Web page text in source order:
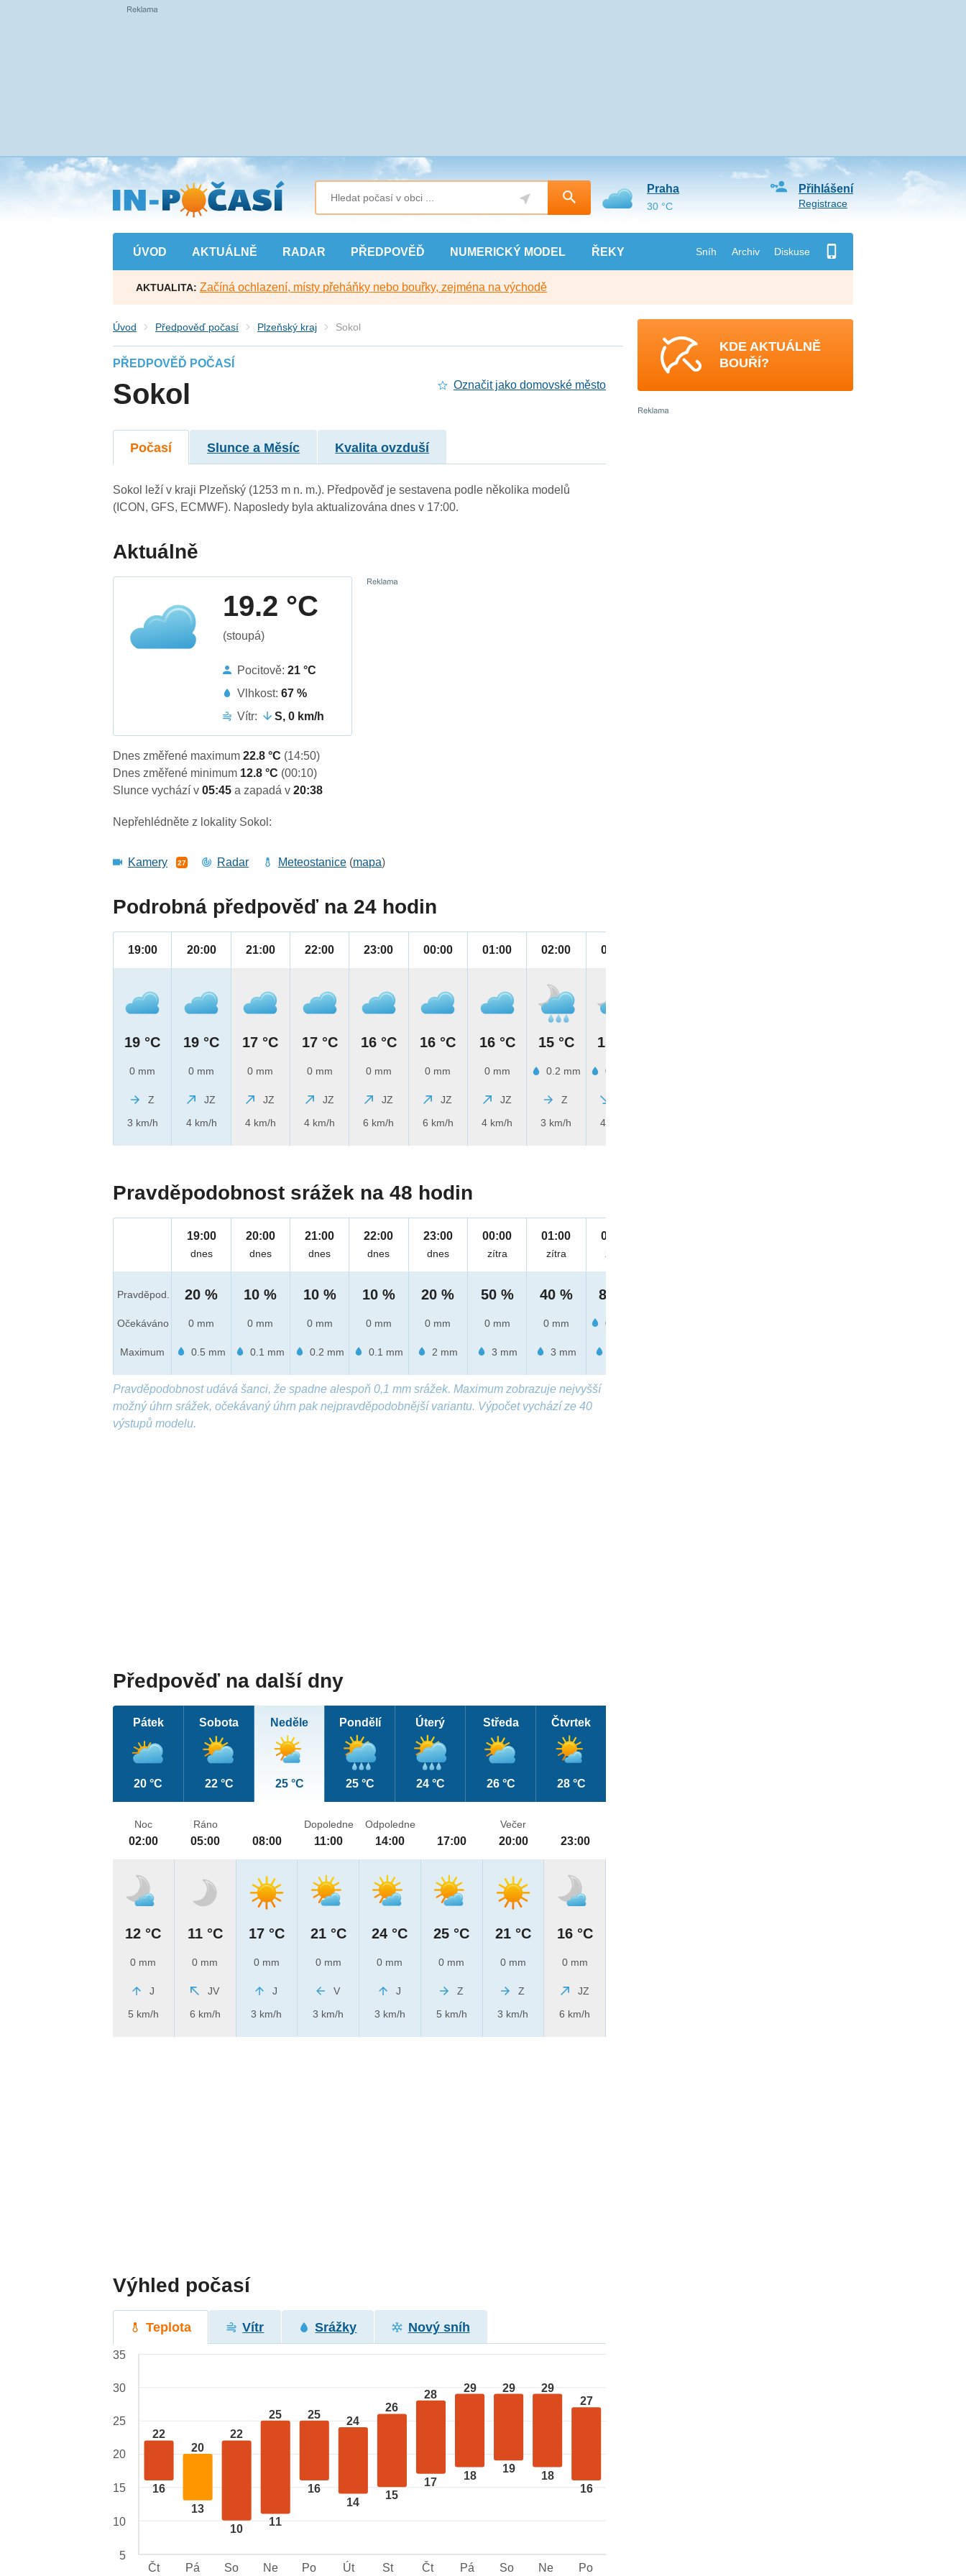
Přejít
na
hlavní
obsah
ÚVOD AKTUÁLNĚ RADAR PŘEDPOVĚĎ NUMERICKÝ MODEL ŘEKY Sníh Archiv Diskuse
Přihlášení
Registrace
Praha
30 °C
AKTUALITA: Začíná ochlazení, místy přeháňky nebo bouřky, zejména na východě
Úvod Předpověď počasí Plzeňský kraj Sokol
PŘEDPOVĚĎ POČASÍ
Sokol Označit jako domovské město
Počasí Slunce a Měsíc Kvalita ovzduší
Sokol leží v kraji Plzeňský (1253 m n. m.). Předpověď je sestavena podle několika modelů
(ICON, GFS, ECMWF). Naposledy byla aktualizována dnes v 17:00.
Aktuálně
19.2 °C
(stoupá)
Pocitově:21 °C
Vlhkost:67 %
Vítr:
S, 0 km/h
Dnes změřené maximum22.8 °C (14:50)
Dnes změřené minimum 12.8 °C (00:10)
Slunce vychází v05:45a zapadá v20:38
Nepřehlédněte z lokality Sokol:
Kamery 27 Radar Meteostanice (mapa)
Podrobná předpověď na 24 hodin
19:00
19 °C
0 mm
Z
3 km/h
20:00
19 °C
0 mm
JZ
4 km/h
21:00
17 °C
0 mm
JZ
4 km/h
22:00
17 °C
0 mm
JZ
4 km/h
23:00
16 °C
0 mm
JZ
6 km/h
00:00
16 °C
0 mm
JZ
6 km/h
01:00
16 °C
0 mm
JZ
4 km/h
02:00
15 °C
0.2 mm
Z
3 km/h
03:00
15 °C
0.7 mm
4 km/h
Pravděpodobnost srážek na 48 hodin
Pravděpod.
Očekáváno
Maximum
19:00
dnes
20 %
0 mm
0.5 mm
20:00
dnes
10 %
0 mm
0.1 mm
21:00
dnes
10 %
0 mm
0.2 mm
22:00
dnes
10 %
0 mm
0.1 mm
23:00
dnes
20 %
0 mm
2 mm
00:00
zítra
50 %
0 mm
3 mm
01:00
zítra
40 %
0 mm
3 mm
02:00
zítra
80 %
0.2 mm
Pravděpodobnost udává šanci, že spadne alespoň 0,1 mm srážek. Maximum zobrazuje nejvyšší
možný úhrn srážek, očekávaný úhrn pak nejpravděpodobnější variantu. Výpočet vychází ze 40
výstupů modelu.
Předpověď na další dny
Pátek
20 °C
Sobota
22 °C
Neděle
25 °C
Pondělí
25 °C
Úterý
24 °C
Středa
26 °C
Čtvrtek
28 °C
Noc
02:00
12 °C
0 mm
J
5 km/h
Ráno
05:00
11 °C
0 mm
JV
6 km/h
08:00
17 °C
0 mm
J
3 km/h
Dopoledne
11:00
21 °C
0 mm
V
3 km/h
Odpoledne
14:00
24 °C
0 mm
J
3 km/h
17:00
25 °C
0 mm
Z
5 km/h
Večer
20:00
21 °C
0 mm
Z
3 km/h
23:00
16 °C
0 mm
JZ
6 km/h
Výhled počasí
Teplota Vítr Srážky Nový sníh
22
16
20
13
22
10
25
11
25
16
24
14
26
15
28
17
29
18
29
19
29
18
27
16
35
30
25
20
15
10
5
Čt
Pá So Ne Po Út St Čt Pá So Ne Po
KDE AKTUÁLNĚ
BOUŘÍ?